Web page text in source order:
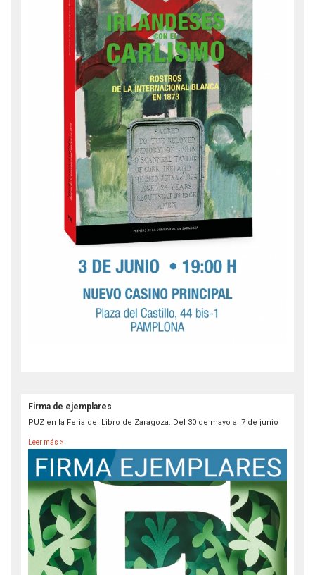
Firma de ejemplares
PUZ en la Feria del Libro de Zaragoza. Del 30 de mayo al 7 de junio
Leer más >